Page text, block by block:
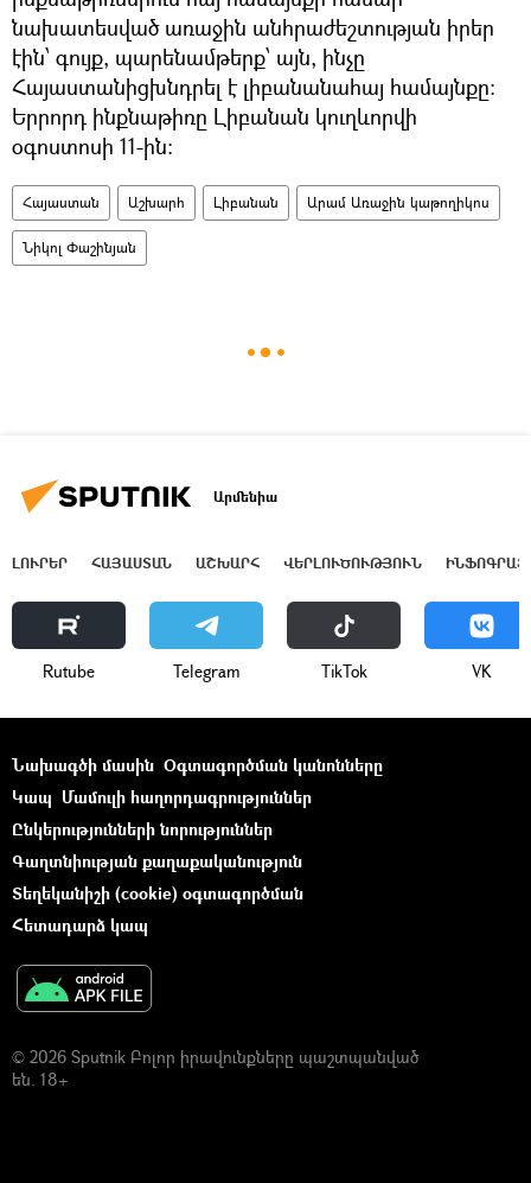
նախատեսված առաջին անհրաժեշտության իրեր
էին՝ գույք, պարենամթերք՝ այն, ինչը
Հայաստանիցխնդրել է լիբանանահայ համայնքը:
Երրորդ ինքնաթիռը Լիբանան կուղևորվի
օգոստոսի 11-ին:
Հայաստան Աշխարհ Լիբանան Արամ Առաջին կաթողիկոս
Նիկոլ Փաշինյան
Արմենիա
ԼՈՒՐԵՐ ՀԱՅԱՍՏԱՆ ԱՇԽԱՐՀ ՎԵՐԼՈՒԾՈՒԹՅՈՒՆ
Rutube Telegram ТikТоk VK
Նախագծի մասին Օգտագործման կանոնները
Կապ Մամուլի հաղորդագրություններ
Ընկերությունների նորություններ
Գաղտնիության քաղաքականություն
Տեղեկանիշի (cookie) օգտագործման
Հետադարձ կապ
© 2026 Sputnik Բոլոր իրավունքները պաշտպանված
են. 18+